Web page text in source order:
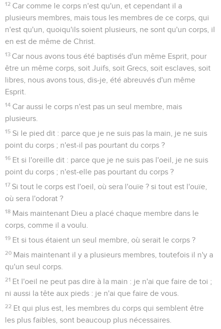
12 Car comme le corps n'est qu'un, et cependant il a
plusieurs membres, mais tous les membres de ce corps, qui
n'est qu'un, quoiqu'ils soient plusieurs, ne sont qu'un corps, il
en est de même de Christ.
13 Car nous avons tous été baptisés d'un même Esprit, pour
être un même corps, soit Juifs, soit Grecs, soit esclaves, soit
libres, nous avons tous, dis-je, été abreuvés d'un même
Esprit.
14 Car aussi le corps n'est pas un seul membre, mais
plusieurs.
15 Si le pied dit : parce que je ne suis pas la main, je ne suis
point du corps ; n'est-il pas pourtant du corps ?
16 Et si l'oreille dit : parce que je ne suis pas l'oeil, je ne suis
point du corps ; n'est-elle pas pourtant du corps ?
17 Si tout le corps est l'oeil, où sera l'ouïe ? si tout est l'ouïe,
où sera l'odorat ?
18 Mais maintenant Dieu a placé chaque membre dans le
corps, comme il a voulu.
19 Et si tous étaient un seul membre, où serait le corps ?
20 Mais maintenant il y a plusieurs membres, toutefois il n'y a
qu'un seul corps.
21 Et l'oeil ne peut pas dire à la main : je n'ai que faire de toi ;
ni aussi la tête aux pieds : je n'ai que faire de vous.
22 Et qui plus est, les membres du corps qui semblent être
les plus faibles, sont beaucoup plus nécessaires.